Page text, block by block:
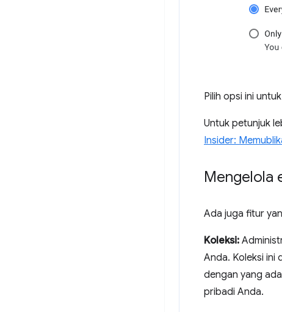
Pilih opsi ini
Untuk petunjuk
Insider:
Mengelola
Ada juga fitur
Koleksi:
Anda. Koleksi ini
dengan yang
pribadi Anda.